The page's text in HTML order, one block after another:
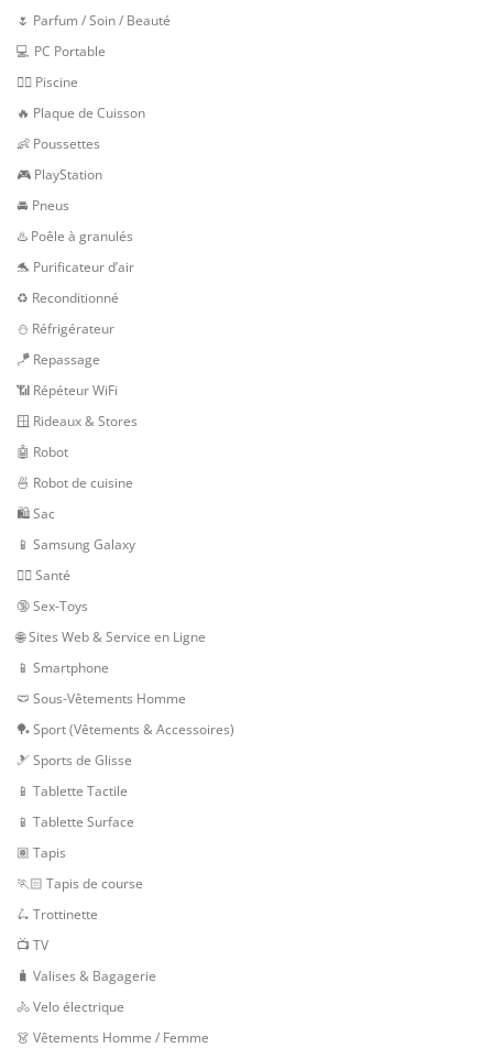
🌷 Parfum / Soin / Beauté
💻 PC Portable
🏊‍♂️ Piscine
🔥 Plaque de Cuisson
👶 Poussettes
🎮 PlayStation
🚘 Pneus
♨️ Poêle à granulés
🐬 Purificateur d’air
♻️ Reconditionné
⛄ Réfrigérateur
🪁 Repassage
📶 Répéteur WiFi
🪟 Rideaux & Stores
🤖 Robot
🍜 Robot de cuisine
🛍 Sac
📱 Samsung Galaxy
👨‍⚕️ Santé
🔞 Sex-Toys
🌐 Sites Web & Service en Ligne
📱 Smartphone
🩲 Sous-Vêtements Homme
🏓 Sport (Vêtements & Accessoires)
🎿 Sports de Glisse
📱 Tablette Tactile
📱 Tablette Surface
🏽 Tapis
🏃🏻 Tapis de course
🛴 Trottinette
📺 TV
🧳 Valises & Bagagerie
🚴 Velo électrique
👗 Vêtements Homme / Femme